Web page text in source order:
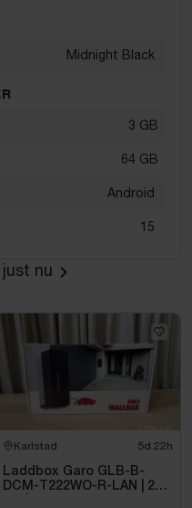
Midnight Black
3 GB
64 GB
Android
15
nu
Karlstad 5d 22h
Laddbox Garo GLB-B-
DCM-T222WO-R-LAN | 22